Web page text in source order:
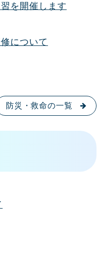
を開催します
について
防災・救命の一覧